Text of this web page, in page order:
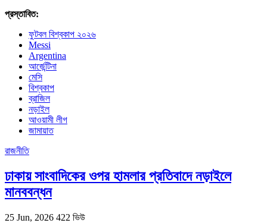
প্রস্তাবিত:
ফুটবল বিশ্বকাপ ২০২৬
Messi
Argentina
আর্জেন্টিনা
মেসি
বিশ্বকাপ
ব্রাজিল
নড়াইল
আওয়ামী লীগ
জামায়াত
রাজনীতি
ঢাকায় সাংবাদিকের ওপর হামলার প্রতিবাদে নড়াইলে
মানববন্ধন
25 Jun, 2026 422 ভিউ